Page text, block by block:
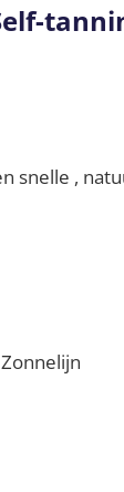
snelle ,
Zonnelijn